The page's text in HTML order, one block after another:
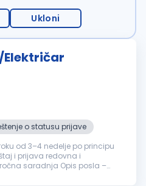
Ukloni
o statusu prijave
i prijava redovna i
Opis posla –